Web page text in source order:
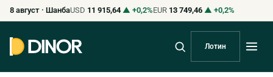
8 август · ШанбаUSD 11 915,64 ▲ +0,2%EUR 13 749,46 ▲ +0,2%
Лотин